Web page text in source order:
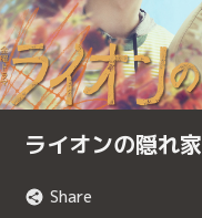
ライオンの隠れ家
Share